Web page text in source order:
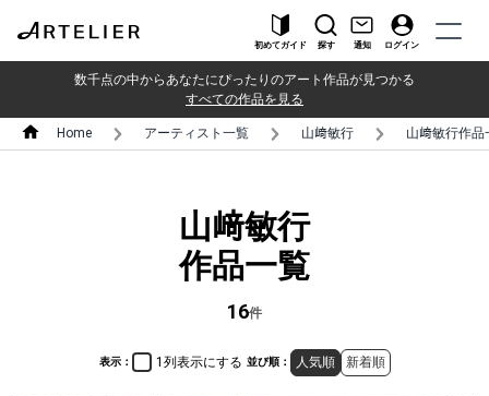
初めてガイド 探す 通知 ログイン
数千点の中からあなたにぴったりのアート作品が見つかる
すべての作品を見る
Home アーティスト一覧 山﨑敏行 山﨑敏行作品
山﨑敏行
作品一覧
16件
表示： 1列表示にする 並び順： 人気順 新着順